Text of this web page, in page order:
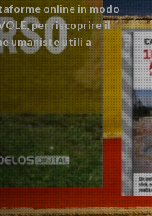
online in modo
per riscoprire il
umaniste utili a